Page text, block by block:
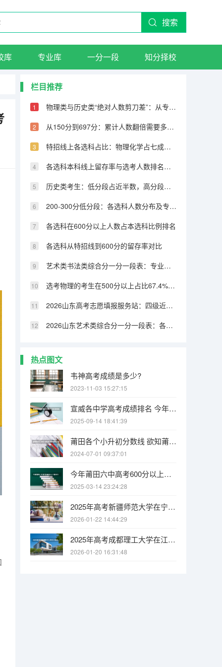
搜索
库 专业库 一分一段 知分择校
栏目推荐
物理类与历史类“绝对人数剪刀差”：从专科到600分物理反超22万人
从150分到697分：累计人数翻倍需要多少分，越高分段跨越越大
特招线上各选科占比：物理化学占七成，历史仅占三成
各选科本科线上留存率与选考人数排名完全相反
历史类考生：低分段占近半数，高分段锐减
200-300分低分段：各选科人数分布及专科保底策略
各选科在600分以上人数占本选科比例排名
各选科从特招线到600分的留存率对比
艺术类书法类综合分一分一段表：专业成绩占比70%，文化331分可上本科
选考物理的考生在500分以上占比67.4%，历史类仅32.8%
2026山东高考志愿填报服务站：四级近800个免费开放
2026山东艺术类综合分一分一段表：各专业类别双达线考生文化成绩排名的作用
热点图文
韦神高考成绩是多少?
2023-11-03 15:27:15
宣威各中学高考成绩排名 今年宣威杨柳高考成绩单
2025-09-14 18:41:39
莆田各个小升初分数线 欲知莆田一中、二中、四中、五中、六中、八中、十中等学校中考的统招和择校的分数线！
2024-07-01 09:37:01
今年莆田六中高考600分以上有多少人
2025-03-14 23:24:28
2025年高考新疆师范大学在宁夏投档分数线
2026-01-22 14:44:29
2025年高考成都理工大学在江苏投档分数线
2026-01-20 16:31:48